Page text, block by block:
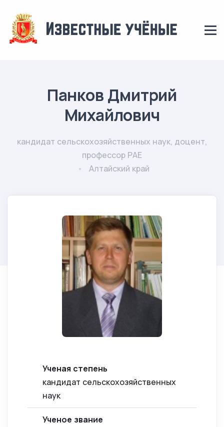
Панков Дмитрий
Михайлович
кандидат сельскохозяйственных наук, доцент,
профессор РАЕ
Алтайский край
Ученая степень
кандидат сельскохозяйственных
наук
Ученое звание